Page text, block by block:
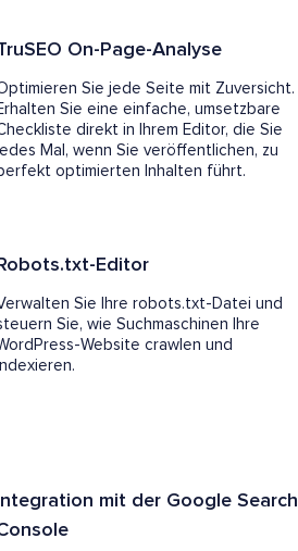
On-Page-Analyse
Sie jede Seite mit Zuversicht.
Sie eine einfache, umsetzbare
direkt in Ihrem Editor, die Sie
Mal, wenn Sie veröffentlichen, zu
optimierten Inhalten führt.
Robots.txt-Editor
Sie Ihre robots.txt-Datei und
Sie, wie Suchmaschinen Ihre
Website crawlen und
Integration mit der Google Search